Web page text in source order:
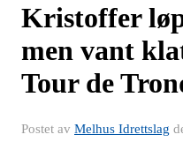
Kristoffer
men vant
Tour de
Postet av Melhus Idrettslag